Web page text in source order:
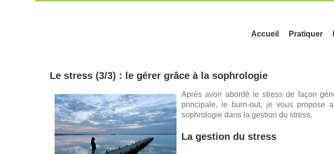
Accueil Pratiquer
Le stress (3/3) : le gérer grâce à la sophrologie
Après avoir abordé le stress de façon
principale, le burn-out, je vous propose
sophrologie dans la gestion du stress.
La gestion du stress